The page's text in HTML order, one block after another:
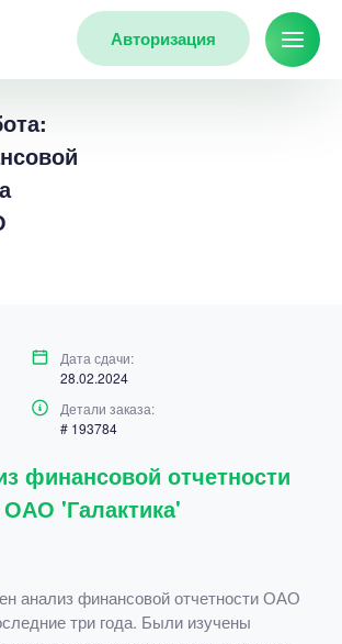
Авторизация
Дата сдачи:
28.02.2024
Детали заказа:
# 193784
финансовой отчетности
'Галактика'
анализ финансовой отчетности ОАО
три года. Были изучены